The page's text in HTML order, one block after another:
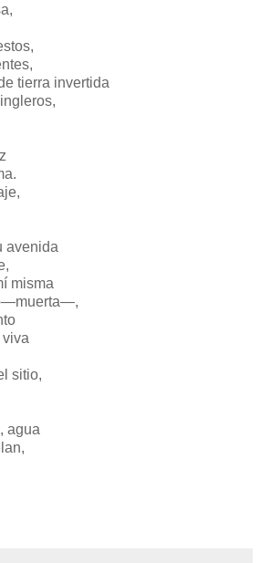
tierra invertida
avenida
misma
viva
sitio,
agua